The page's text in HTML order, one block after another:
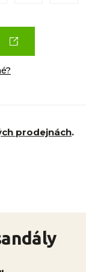
prodejnách.